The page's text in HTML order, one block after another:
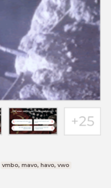
vmbo, mavo, havo, vwo